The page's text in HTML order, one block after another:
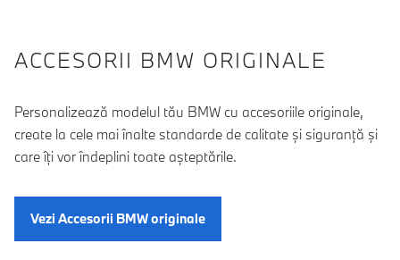
ACCESORII BMW ORIGINALE
Personalizează modelul tău BMW cu accesoriile originale,
create la cele mai înalte standarde de calitate şi siguranţă şi
care îţi vor îndeplini toate aşteptările.
Vezi Accesorii BMW originale